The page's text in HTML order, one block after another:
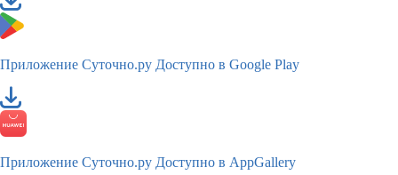
Приложение Суточно.ру Доступно в Google Play
Приложение Суточно.ру Доступно в AppGallery